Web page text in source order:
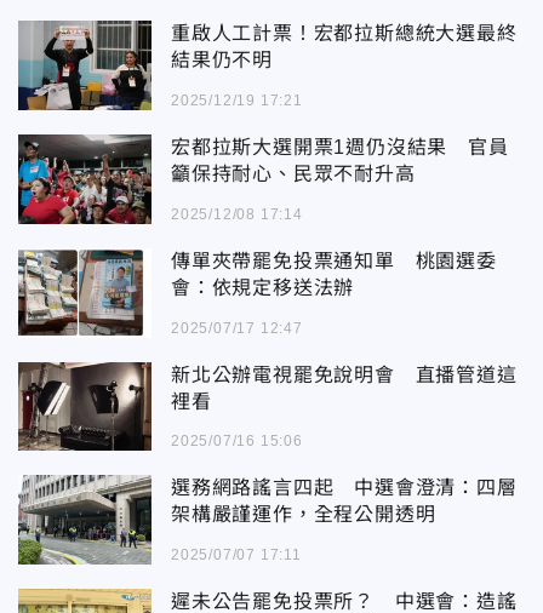
重啟人工計票！宏都拉斯總統大選最終
結果仍不明
2025/12/19 17:21
宏都拉斯大選開票1週仍沒結果 官員
籲保持耐心、民眾不耐升高
2025/12/08 17:14
傳單夾帶罷免投票通知單 桃園選委
會：依規定移送法辦
2025/07/17 12:47
新北公辦電視罷免說明會 直播管道這
裡看
2025/07/16 15:06
選務網路謠言四起 中選會澄清：四層
架構嚴謹運作，全程公開透明
2025/07/07 17:11
遲未公告罷免投票所？ 中選會：造謠